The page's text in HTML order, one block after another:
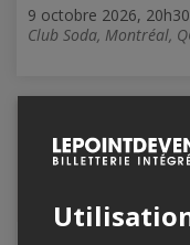
9 octobre 2026, 20h30
Club Soda, Montréal,